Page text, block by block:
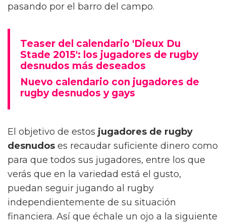
pasando por el barro del campo.
Teaser del calendario 'Dieux Du
Stade 2015': los jugadores de rugby
desnudos más deseados
Nuevo calendario con jugadores de
rugby desnudos y gays
El objetivo de estos jugadores de rugby
desnudos es recaudar suficiente dinero como
para que todos sus jugadores, entre los que
verás que en la variedad está el gusto,
puedan seguir jugando al rugby
independientemente de su situación
financiera. Así que échale un ojo a la siguiente